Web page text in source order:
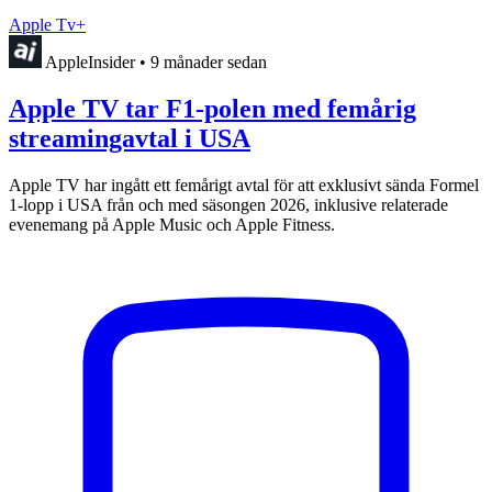
Apple Tv+
AppleInsider • 9 månader sedan
Apple TV tar F1-polen med femårig
streamingavtal i USA
Apple TV har ingått ett femårigt avtal för att exklusivt sända Formel
1-lopp i USA från och med säsongen 2026, inklusive relaterade
evenemang på Apple Music och Apple Fitness.